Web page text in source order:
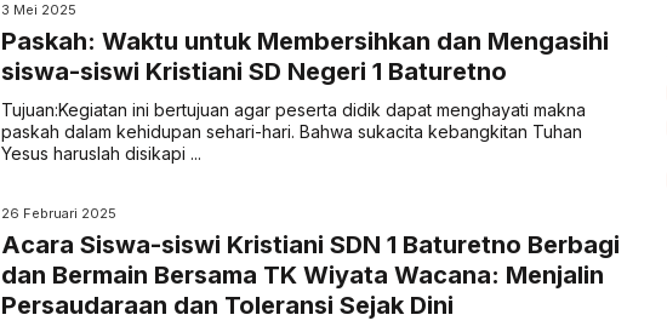
3 Mei 2025
Paskah: Waktu untuk Membersihkan dan Mengasihi
siswa-siswi Kristiani SD Negeri 1 Baturetno
Tujuan:Kegiatan ini bertujuan agar peserta didik dapat menghayati makna
paskah dalam kehidupan sehari-hari. Bahwa sukacita kebangkitan Tuhan
Yesus haruslah disikapi ...
26 Februari 2025
Acara Siswa-siswi Kristiani SDN 1 Baturetno Berbagi
dan Bermain Bersama TK Wiyata Wacana: Menjalin
Persaudaraan dan Toleransi Sejak Dini